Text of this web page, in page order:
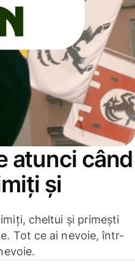
atunci când
și
cheltui și primești
Tot ce ai nevoie, într-